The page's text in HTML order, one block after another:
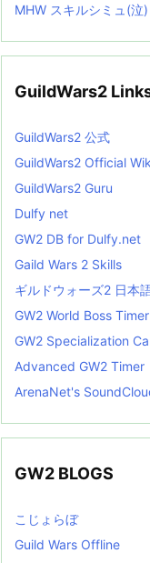
MHW スキルシミュ(泣)
GuildWars2
GuildWars2 公式
GuildWars2 Official
GuildWars2 Guru
Dulfy net
GW2 DB for Dulfy.net
Gaild Wars 2 Skills
ギルドウォーズ2 日本
GW2 World Boss
GW2 Specialization
Advanced GW2 Timer
ArenaNet's
GW2 BLOGS
こじょらぼ
Guild Wars Offline